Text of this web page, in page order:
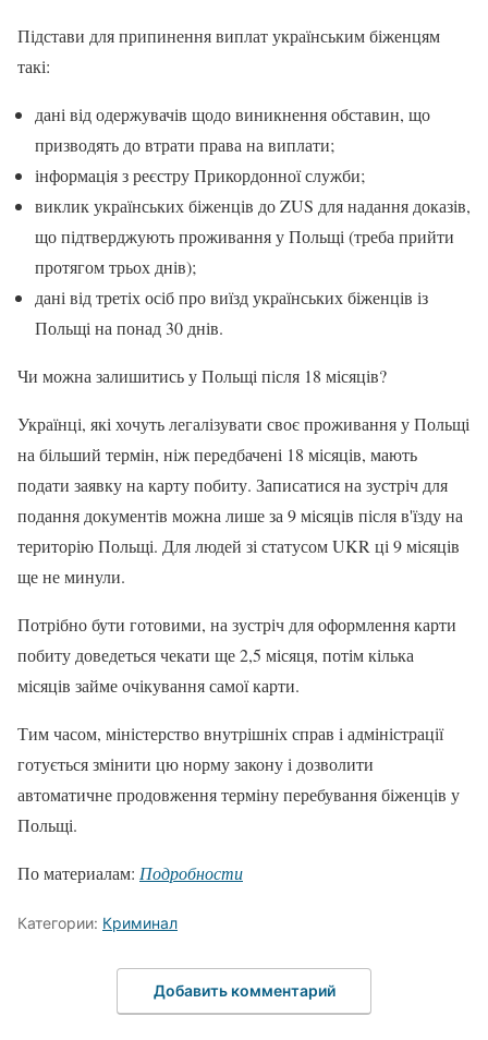
Підстави для припинення виплат українським біженцям
такі:
дані від одержувачів щодо виникнення обставин, що
призводять до втрати права на виплати;
інформація з реєстру Прикордонної служби;
виклик українських біженців до ZUS для надання доказів,
що підтверджують проживання у Польщі (треба прийти
протягом трьох днів);
дані від третіх осіб про виїзд українських біженців із
Польщі на понад 30 днів.
Чи можна залишитись у Польщі після 18 місяців?
Українці, які хочуть легалізувати своє проживання у Польщі
на більший термін, ніж передбачені 18 місяців, мають
подати заявку на карту побиту. Записатися на зустріч для
подання документів можна лише за 9 місяців після в'їзду на
територію Польщі. Для людей зі статусом UKR ці 9 місяців
ще не минули.
Потрібно бути готовими, на зустріч для оформлення карти
побиту доведеться чекати ще 2,5 місяця, потім кілька
місяців займе очікування самої карти.
Тим часом, міністерство внутрішніх справ і адміністрації
готується змінити цю норму закону і дозволити
автоматичне продовження терміну перебування біженців у
Польщі.
По материалам: Подробности
Категории: Криминал
Добавить комментарий